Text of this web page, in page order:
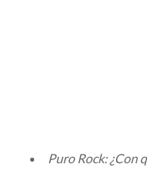
Puro Rock: ¿Con